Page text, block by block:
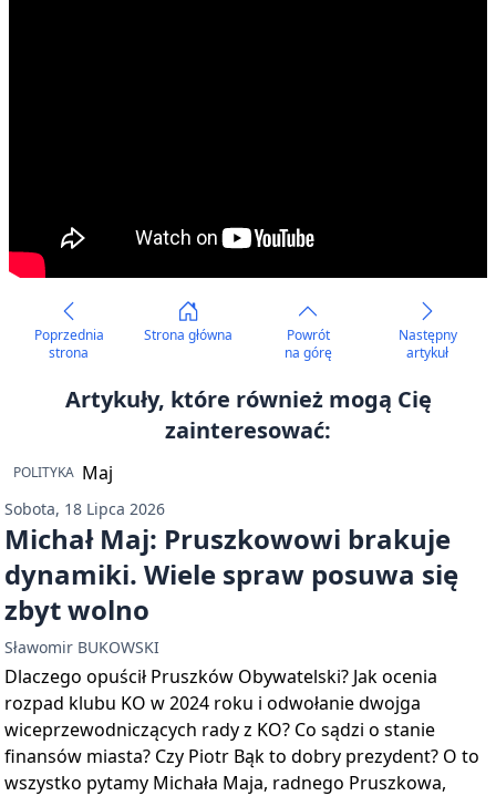
Poprzednia
strona
Strona główna
Powrót
na górę
Następny
artykuł
Artykuły, które również mogą Cię
zainteresować:
POLITYKA
Sobota, 18 Lipca 2026
Michał Maj: Pruszkowowi brakuje
dynamiki. Wiele spraw posuwa się
zbyt wolno
Sławomir BUKOWSKI
Dlaczego opuścił Pruszków Obywatelski? Jak ocenia
rozpad klubu KO w 2024 roku i odwołanie dwojga
wiceprzewodniczących rady z KO? Co sądzi o stanie
finansów miasta? Czy Piotr Bąk to dobry prezydent? O to
wszystko pytamy Michała Maja, radnego Pruszkowa,